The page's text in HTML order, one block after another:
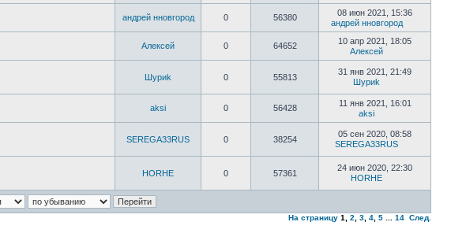
андрей нновгород 0 56380
08 июн 2021, 15:36
андрей нновгород
Алексей 0 64652
10 апр 2021, 18:05
Алексей
Шyриk 0 55813
31 янв 2021, 21:49
Шyриk
aksi 0 56428
11 янв 2021, 16:01
aksi
SEREGA33RUS 0 38254
05 сен 2020, 08:58
SEREGA33RUS
HORHE 0 57361
24 июн 2020, 22:30
HORHE
На страницу 1 2 3 4 5 14 След.